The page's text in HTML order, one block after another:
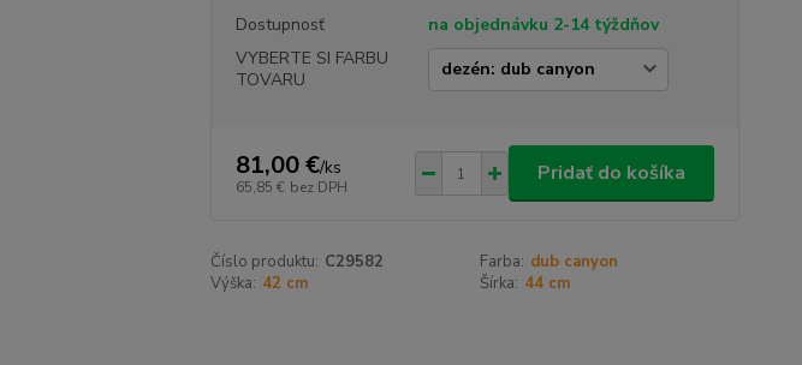
Dostupnosť
na objednávku 2-14 týždňov
VYBERTE SI FARBU
TOVARU
81,00 €/ks
65,85 € bez DPH
Pridať do košíka
Číslo produktu: C29582 Farba: dub canyon
Výška: 42 cm Šírka: 44 cm